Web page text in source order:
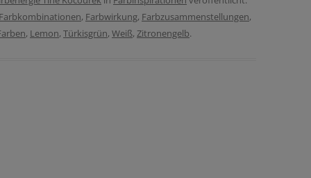
Farbkombinationen, Farbwirkung, Farbzusammenstellungen,
, Lemon, Türkisgrün, Weiß, Zitronengelb.